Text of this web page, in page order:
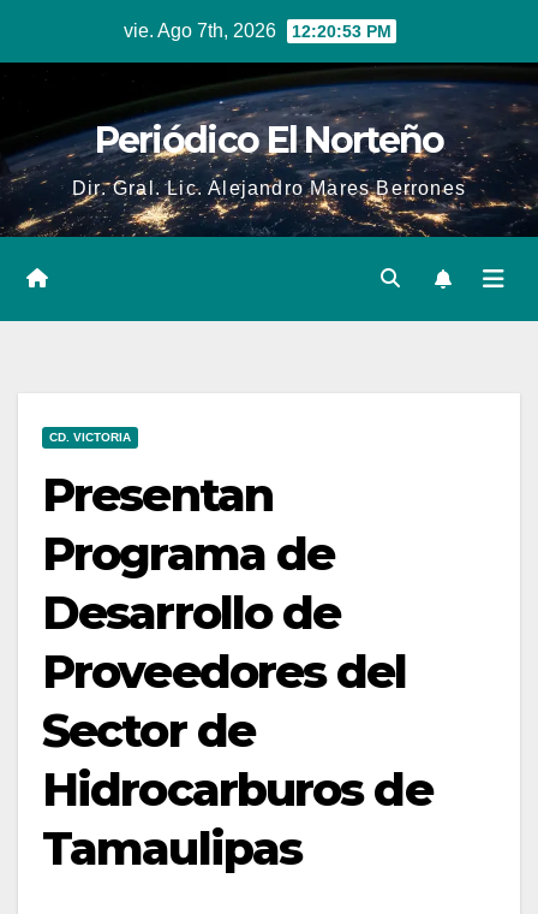
vie. Ago 7th, 2026 12:20:53 PM
Periódico El Norteño
Dir. Gral. Lic. Alejandro Mares Berrones
CD. VICTORIA
Presentan
Programa de
Desarrollo de
Proveedores del
Sector de
Hidrocarburos de
Tamaulipas